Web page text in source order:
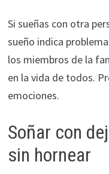
Si sueñas con otra
sueño indica
los miembros de la
en la vida de todos.
emociones.
Soñar con
sin hornear